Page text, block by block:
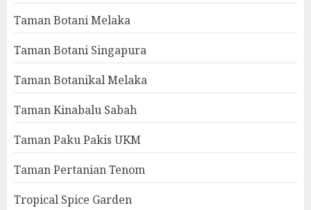
Taman Botani Melaka
Taman Botani Singapura
Taman Botanikal Melaka
Taman Kinabalu Sabah
Taman Paku Pakis UKM
Taman Pertanian Tenom
Tropical Spice Garden